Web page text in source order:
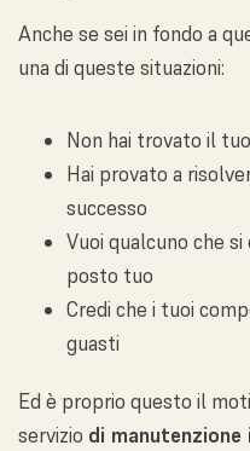
Anche se sei in fondo a
una di queste situazioni:
Non hai trovato il
Hai provato a
successo
Vuoi qualcuno che
posto tuo
Credi che i tuoi
guasti
Ed è proprio questo il
servizio di manutenzione